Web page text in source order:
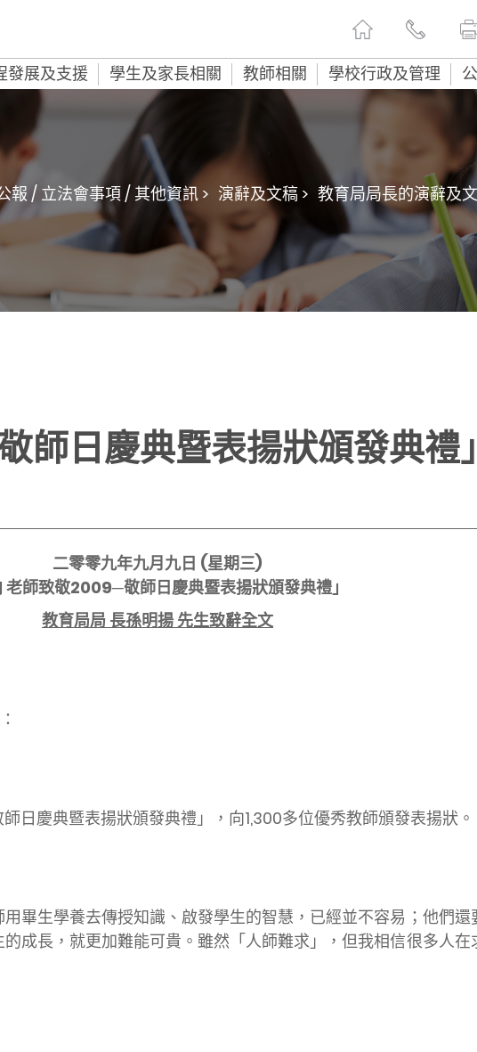
發展及支援 學生及家長相關 教師相關 學校行政及管理
報 / 立法會事項 / 其他資訊 > 演辭及文稿 > 教育局局長的演辭及
師日慶典暨表揚狀頒發典禮
二零零九年九月九日 (星期三)
老師致敬2009─敬師日慶典暨表揚狀頒發典禮」
教育局局 長孫明揚 先生致辭全文
日慶典暨表揚狀頒發典禮」，向1,300多位優秀教師頒發表揚狀。
畢生學養去傳授知識、啟發學生的智慧，已經並不容易；他們
成長，就更加難能可貴。雖然「人師難求」，但我相信很多人